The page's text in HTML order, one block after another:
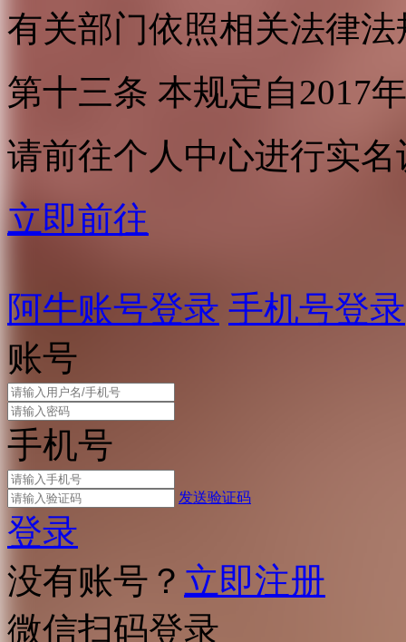
有关部门依照相关法律
第十三条 本规定自2017
请前往个人中心进行实名
立即前往
阿牛账号登录 手机号登录
账号
手机号
发送验证码
登录
没有账号？ 立即注册
微信扫码登录